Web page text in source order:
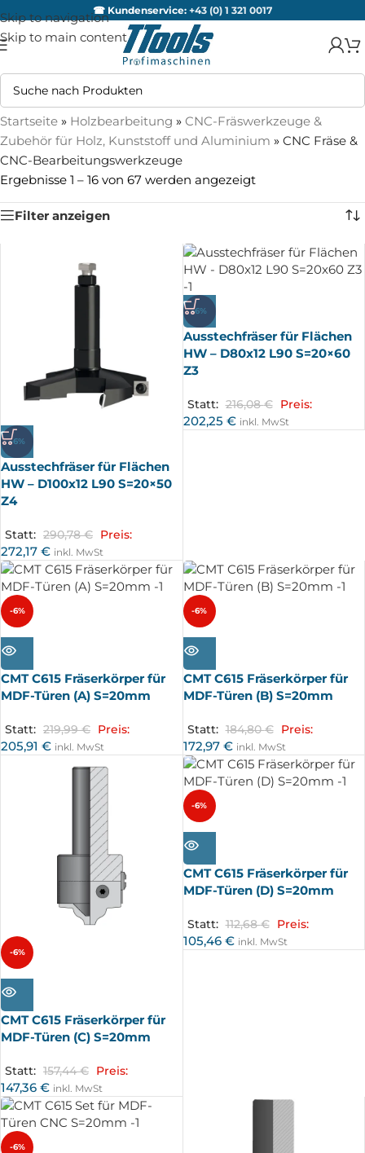
Skip to navigation
Skip to main content
☎ Kundenservice: +43 (0) 1 321 0017
Startseite » Holzbearbeitung » CNC-Fräswerkzeuge &
Zubehör für Holz, Kunststoff und Aluminium » CNC Fräse &
CNC-Bearbeitungswerkzeuge
Ergebnisse 1 – 16 von 67 werden angezeigt
Filter anzeigen
-6%
Ausstechfräser für Flächen
HW – D100x12 L90 S=20×50
Z4
Statt: 290,78€ Preis:
272,17 € inkl. MwSt
-6%
Ausstechfräser für Flächen
HW – D80x12 L90 S=20×60
Z3
Statt: 216,08€ Preis:
202,25 € inkl. MwSt
-6%
AUSV
ERKA
UFT
CMT C615 Fräserkörper für
MDF-Türen (A) S=20mm
Statt: 219,99€ Preis:
205,91 € inkl. MwSt
-6%
AUSV
ERKA
UFT
CMT C615 Fräserkörper für
MDF-Türen (B) S=20mm
Statt: 184,80€ Preis:
172,97 € inkl. MwSt
-6%
AUSV
ERKA
CMT C615 Fräserkörper für
MDF-Türen (C) S=20mm
Statt: 157,44€ Preis:
147,36 € inkl. MwSt
-6%
AUSV
ERKA
UFT
CMT C615 Fräserkörper für
MDF-Türen (D) S=20mm
Statt: 112,68€ Preis:
105,46 € inkl. MwSt
-6%